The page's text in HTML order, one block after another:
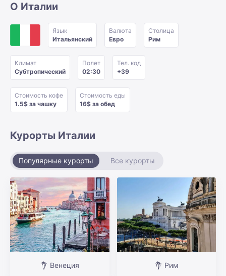
О Италии
Язык
Итальянский
Валюта
Евро
Столица
Рим
Климат
Субтропический
Полет
02:30
Тел. код
+39
Стоимость кофе
1.5$ за чашку
Стоимость еды
16$ за обед
Курорты Италии
Популярные курорты Все курорты
Венеция Рим